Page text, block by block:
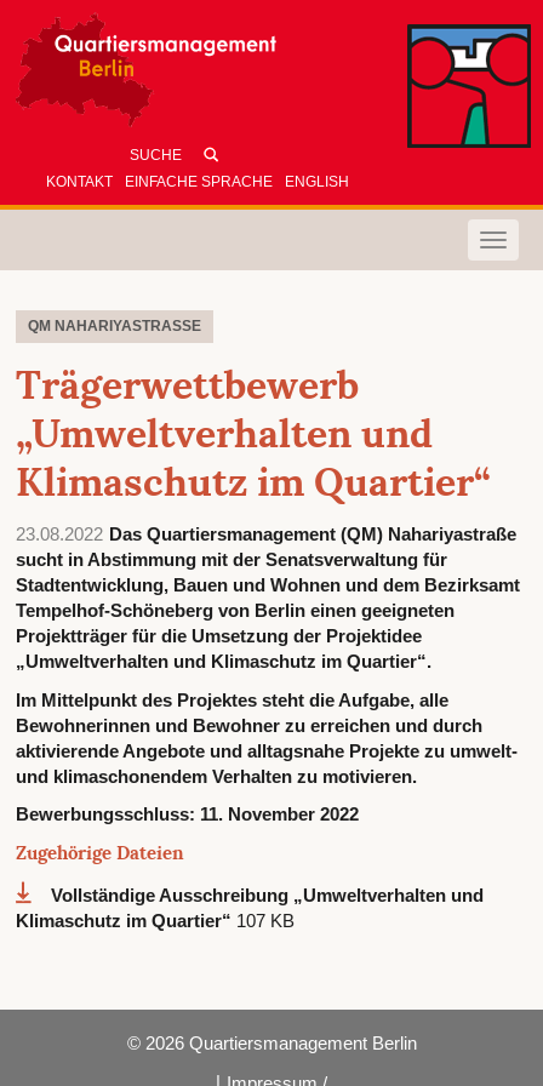
KONTAKT EINFACHE SPRACHE ENGLISH
Toggle
QM NAHARIYASTRASSE
Trägerwettbewerb
„Umweltverhalten und
Klimaschutz im Quartier“
23.08.2022 Das Quartiersmanagement (QM) Nahariyastraße
sucht in Abstimmung mit der Senatsverwaltung für
Stadtentwicklung, Bauen und Wohnen und dem Bezirksamt
Tempelhof-Schöneberg von Berlin einen geeigneten
Projektträger für die Umsetzung der Projektidee
„Umweltverhalten und Klimaschutz im Quartier“.
Im Mittelpunkt des Projektes steht die Aufgabe, alle
Bewohnerinnen und Bewohner zu erreichen und durch
aktivierende Angebote und alltagsnahe Projekte zu umwelt-
und klimaschonendem Verhalten zu motivieren.
Bewerbungsschluss: 11. November 2022
Zugehörige Dateien
Vollständige Ausschreibung „Umweltverhalten und
Klimaschutz im Quartier“ 107 KB
© 2026 Quartiersmanagement Berlin
|